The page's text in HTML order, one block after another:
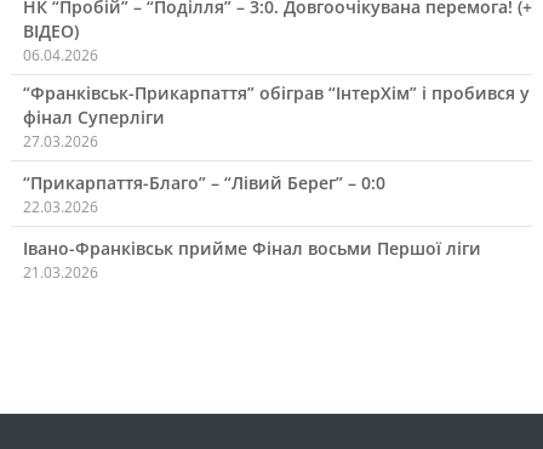
НК “Пробій” – “Поділля” – 3:0. Довгоочікувана перемога! (+
ВІДЕО)
06.04.2026
“Франківськ-Прикарпаття” обіграв “ІнтерХім” і пробився у
фінал Суперліги
27.03.2026
“Прикарпаття-Благо” – “Лівий Берег” – 0:0
22.03.2026
Івано-Франківськ прийме Фінал восьми Першої ліги
21.03.2026